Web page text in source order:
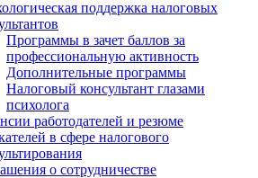
поддержка налоговых
Программы в зачет баллов за
профессиональную активность
Дополнительные программы
Налоговый консультант глазами
психолога
работодателей и резюме
в сфере налогового
о сотрудничестве